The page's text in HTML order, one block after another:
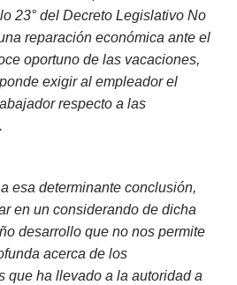
23° del Decreto Legislativo No
reparación económica ante el
oportuno de las vacaciones,
exigir al empleador el
respecto a las
esa determinante conclusión,
en un considerando de dicha
desarrollo que no nos permite
acerca de los
que ha llevado a la autoridad a